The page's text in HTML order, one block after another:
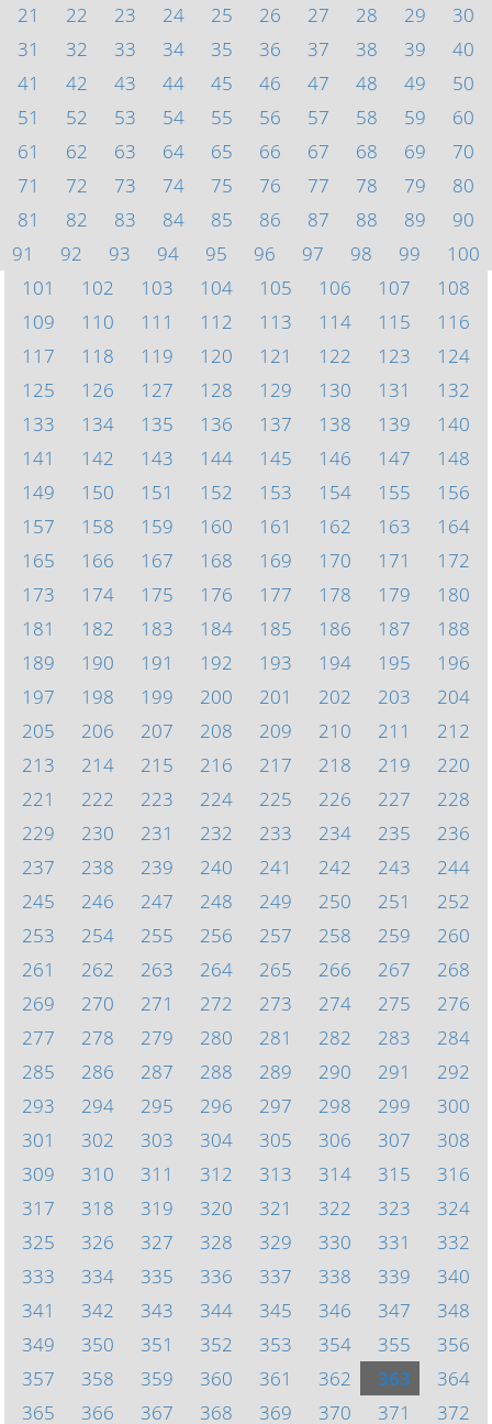
21
22 23 24 25 26 27 28 29
30
31
32 33 34 35 36 37 38 39
40
41
42 43 44 45 46 47 48 49
50
51
52 53 54 55 56 57 58 59
60
61
62 63 64 65 66 67 68 69
70
71
72 73 74 75 76 77 78 79
80
81
82 83 84 85 86 87 88 89
90
91
92 93 94 95 96 97 98 99
100
101
102 103 104 105 106 107
108
109
110 111 112 113 114 115
116
117
118 119 120 121 122 123
124
125
126 127 128 129 130 131
132
133
134 135 136 137 138 139
140
141
142 143 144 145 146 147
148
149
150 151 152 153 154 155
156
157
158 159 160 161 162 163
164
165
166 167 168 169 170 171
172
173
174 175 176 177 178 179
180
181
182 183 184 185 186 187
188
189
190 191 192 193 194 195
196
197
198 199 200 201 202 203
204
205
206 207 208 209 210 211
212
213
214 215 216 217 218 219
220
221
222 223 224 225 226 227
228
229
230 231 232 233 234 235
236
237
238 239 240 241 242 243
244
245
246 247 248 249 250 251
252
253
254 255 256 257 258 259
260
261
262 263 264 265 266 267
268
269
270 271 272 273 274 275
276
277
278 279 280 281 282 283
284
285
286 287 288 289 290 291
292
293
294 295 296 297 298 299
300
301
302 303 304 305 306 307
308
309
310 311 312 313 314 315
316
317
318 319 320 321 322 323
324
325
326 327 328 329 330 331
332
333
334 335 336 337 338 339
340
341
342 343 344 345 346 347
348
349
350 351 352 353 354 355
356
357
358 359 360 361 362 363
364
365
366 367 368 369 370 371 372